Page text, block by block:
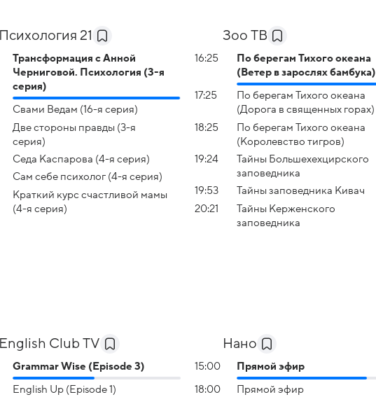
Психология 21
Трансформация с Анной
Черниговой. Психология (3-я
серия)
Свами Ведам (16-я серия)
Две стороны правды (3-я
серия)
Седа Каспарова (4-я серия)
Сам себе психолог (4-я серия)
Краткий курс счастливой мамы
(4-я серия)
Зоо ТВ
16:25
По берегам Тихого океана
(Ветер в зарослях бамбука)
17:25
По берегам Тихого океана
(Дорога в священных горах)
18:25
По берегам Тихого океана
(Королевство тигров)
19:24
Тайны Большехехцирского
заповедника
19:53
Тайны заповедника Кивач
20:21
Тайны Керженского
заповедника
English Club TV
Grammar Wise (Episode 3)
English Up (Episode 1)
Нано
15:00 Прямой эфир
18:00
Прямой эфир